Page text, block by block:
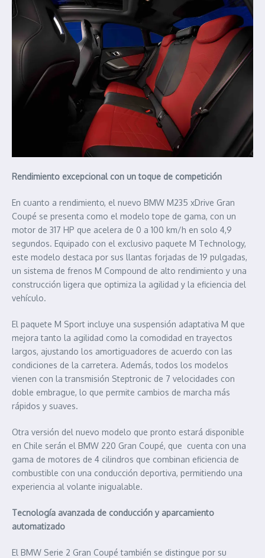
Rendimiento excepcional con un toque de competición
En cuanto a rendimiento, el nuevo BMW M235 xDrive Gran
Coupé se presenta como el modelo tope de gama, con un
motor de 317 HP que acelera de 0 a 100 km/h en solo 4,9
segundos. Equipado con el exclusivo paquete M Technology,
este modelo destaca por sus llantas forjadas de 19 pulgadas,
un sistema de frenos M Compound de alto rendimiento y una
construcción ligera que optimiza la agilidad y la eficiencia del
vehículo.
El paquete M Sport incluye una suspensión adaptativa M que
mejora tanto la agilidad como la comodidad en trayectos
largos, ajustando los amortiguadores de acuerdo con las
condiciones de la carretera. Además, todos los modelos
vienen con la transmisión Steptronic de 7 velocidades con
doble embrague, lo que permite cambios de marcha más
rápidos y suaves.
Otra versión del nuevo modelo que pronto estará disponible
en Chile serán el BMW 220 Gran Coupé, que cuenta con una
gama de motores de 4 cilindros que combinan eficiencia de
combustible con una conducción deportiva, permitiendo una
experiencia al volante inigualable.
Tecnología avanzada de conducción y aparcamiento
automatizado
El BMW Serie 2 Gran Coupé también se distingue por su